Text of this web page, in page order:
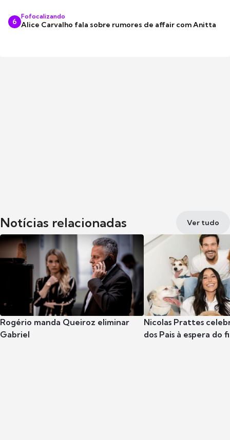
6
Fofocalizando
Alice Carvalho fala sobre rumores de affair com Anitta
Notícias relacionadas Ver tudo
Rogério manda Queiroz eliminar
Gabriel
Nicolas Prattes
dos Pais à espera do